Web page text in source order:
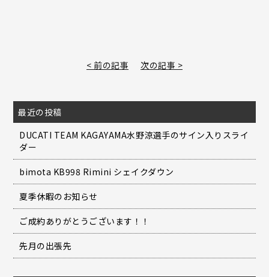
< 前の記事 次の記事 >
最近の投稿
DUCATI TEAM KAGAYAMA水野涼選手のサイン入りスライ
ダー
bimota KB998 Rimini シェイクダウン
夏季休暇のお知らせ
ご成約ありがとうございます！！
先月の出張先